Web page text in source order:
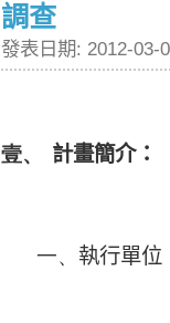
調查
發表日期: 2012-03-
壹、 計畫簡介：
一、 執行單位